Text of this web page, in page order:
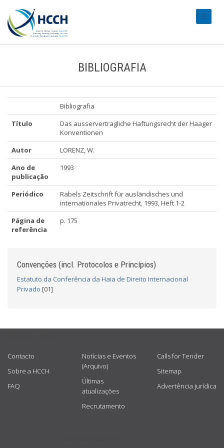
BIBLIOGRAFIA
Bibliografia
Título
Das ausservertragliche Haftungsrecht der Haager
Konventionen
Autor
LORENZ, W.
Ano de
publicação
1993
Periódico
Rabels Zeitschrift für ausländisches und
internationales Privatrecht, 1993, Heft 1-2
Página de
referência
p. 175
Convenções (incl. Protocolos e Princípios)
Estatuto da Conferência da Haia de Direito Internacional
Privado [01]
Contacto
Sobre a HCCH
FAQ
Notícias e Eventos
(Arquivo)
Últimas
atualizações
Recrutamento
Calls for Tender
Sitemap
Advertência jurídica